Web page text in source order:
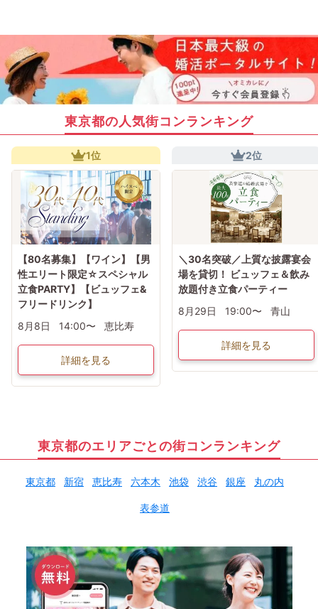
東京都の人気街コンランキング
1位
【80名募集】【ワイン】【男
性エリート限定☆スペシャル
立食PARTY】【ビュッフェ&
フリードリンク】
8月8日
14:00〜 恵比寿
詳細を見る
2位
＼30名突破／上質な披露宴会
場を貸切！ ビュッフェ＆飲み
放題付き立食パーティー
8月29日
19:00〜 青山
詳細を見る
東京都のエリアごとの街コンランキング
東京都 新宿 恵比寿 六本木 池袋 渋谷 銀座 丸の内
表参道